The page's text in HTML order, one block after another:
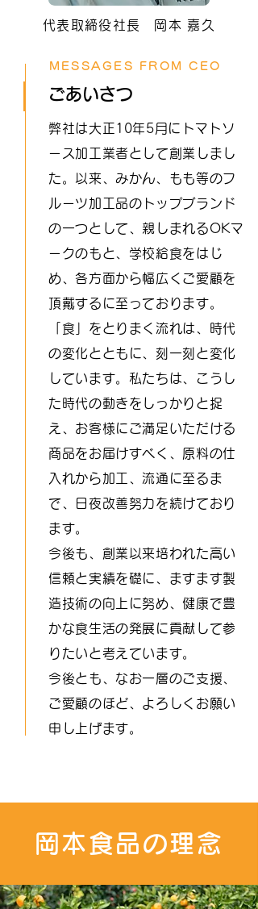
代表取締役社長 ​ 岡本 嘉久
MESSAGES FROM CEO
​ごあいさつ
弊社は大正10年5月にトマトソ
ース加工業者として創業しまし
た。以来、みかん、もも等のフ
ルーツ加工品のトップブランド
の一つとして、親しまれるOKマ
ークのもと、学校給食をはじ
め、各方面から幅広くご愛顧を
頂戴するに至っております。
「食」をとりまく流れは、時代
の変化とともに、刻一刻と変化
しています。私たちは、こうし
た時代の動きをしっかりと捉
え、お客様にご満足いただける
商品をお届けすべく、原料の仕
入れから加工、流通に至るま
で、日夜改善努力を続けており
ます。
今後も、創業以来培われた高い
信頼と実績を礎に、ますます製
造技術の向上に努め、健康で豊
かな食生活の発展に貢献して参
りたいと考えています。
今後とも、なお一層のご支援、
ご愛顧のほど、よろしくお願い
申し上げます。
岡本食品の理念